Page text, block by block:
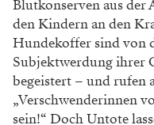
Blutkonserven aus der
den Kindern an den
Hundekoffer sind von
Subjektwerdung ihrer
begeistert – und rufen
„Verschwenderinnen
sein!“ Doch Untote